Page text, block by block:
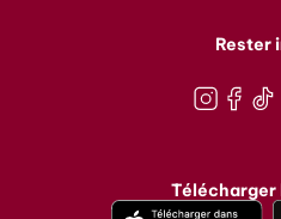
Rester